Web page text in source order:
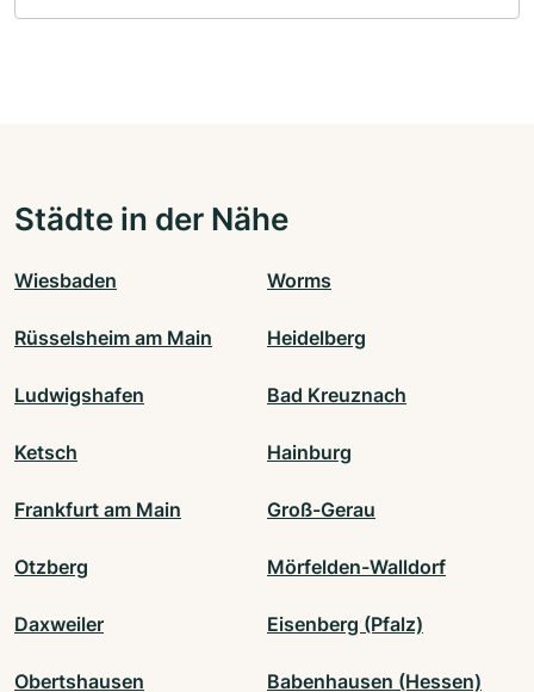
Städte in der Nähe
Wiesbaden Worms
Rüsselsheim am Main Heidelberg
Ludwigshafen Bad Kreuznach
Ketsch Hainburg
Frankfurt am Main Groß-Gerau
Otzberg Mörfelden-Walldorf
Daxweiler Eisenberg (Pfalz)
Obertshausen Babenhausen (Hessen)